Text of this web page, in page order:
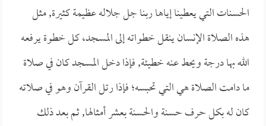
الحسنات التي يعطينا إياها ربنا جل جلاله عظيمة كثيرة, مثل
هذه الصلاة الإنسان ينقل خطواته إلى المسجد، كل خطوة يرفعه
الله بها درجة ويحط عنه خطيئة, فإذا دخل المسجد كان في صلاة
ما دامت الصلاة هي التي تحبسه؛ فإذا رتل القرآن وهو في صلاته
كان له بكل حرف حسنة والحسنة بعشر أمثالها, ثم بعد ذلك